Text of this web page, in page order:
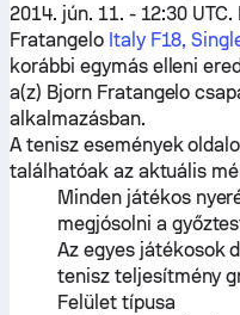
2014. jún. 11. - 12:30 UTC.
Fratangelo Italy F18,
korábbi egymás elleni
a(z) Bjorn Fratangelo
alkalmazásban.
A tenisz események
találhatóak az aktuális
Minden játékos
megjósolni a
Az egyes játékosok
tenisz teljesítmény
Felület típusa